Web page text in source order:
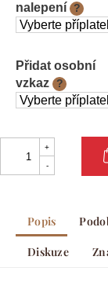
nalepení
?
Přidat osobní
vzkaz
?
Popis
Diskuze